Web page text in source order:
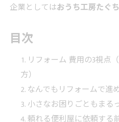
企業としてはおうち工房たぐち
目次
リフォーム 費用の3視点
方）
なんでもリフォームで進
小さなお困りごともまる
頼れる便利屋に依頼する